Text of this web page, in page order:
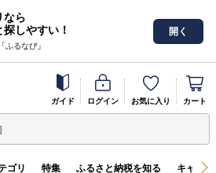
なら
しやすい！
ふるなび」
開く
ガイド ログイン お気に入り カート
ゴリ 特集 ふるさと納税を知る キャン